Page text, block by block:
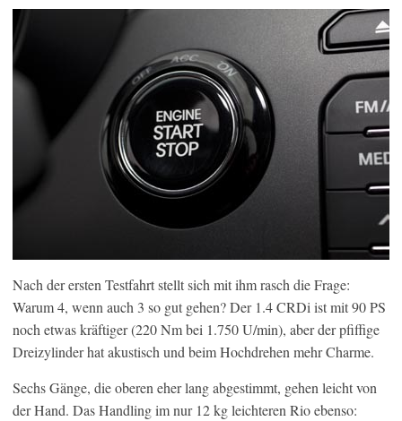
Nach der ersten Testfahrt stellt sich mit ihm rasch die Frage:
Warum 4, wenn auch 3 so gut gehen? Der 1.4 CRDi ist mit 90 PS
noch etwas kräftiger (220 Nm bei 1.750 U/min), aber der pfiffige
Dreizylinder hat akustisch und beim Hochdrehen mehr Charme.
Sechs Gänge, die oberen eher lang abgestimmt, gehen leicht von
der Hand. Das Handling im nur 12 kg leichteren Rio ebenso: